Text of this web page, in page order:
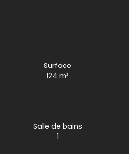
Surface
124m²
Salle de bains
1